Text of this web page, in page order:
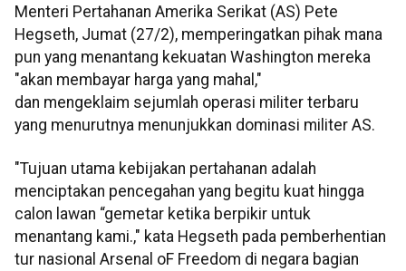
Menteri Pertahanan Amerika Serikat (AS) Pete
Hegseth, Jumat (27/2), memperingatkan pihak mana
pun yang menantang kekuatan Washington mereka
"akan membayar harga yang mahal,"
dan mengeklaim sejumlah operasi militer terbaru
yang menurutnya menunjukkan dominasi militer AS.
"Tujuan utama kebijakan pertahanan adalah
menciptakan pencegahan yang begitu kuat hingga
calon lawan “gemetar ketika berpikir untuk
menantang kami.," kata Hegseth pada pemberhentian
tur nasional Arsenal oF Freedom di negara bagian